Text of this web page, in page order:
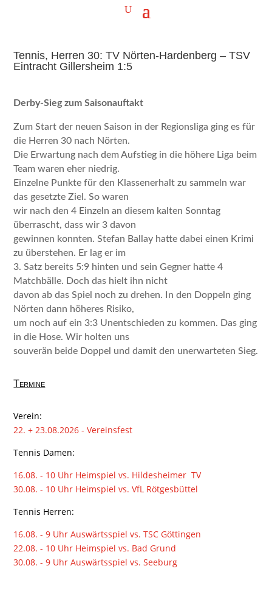
Tennis, Herren 30: TV Nörten-Hardenberg – TSV
Eintracht Gillersheim 1:5
Derby-Sieg zum Saisonauftakt
Zum Start der neuen Saison in der Regionsliga ging es für
die Herren 30 nach Nörten.
Die Erwartung nach dem Aufstieg in die höhere Liga beim
Team waren eher niedrig.
Einzelne Punkte für den Klassenerhalt zu sammeln war
das gesetzte Ziel. So waren
wir nach den 4 Einzeln an diesem kalten Sonntag
überrascht, dass wir 3 davon
gewinnen konnten. Stefan Ballay hatte dabei einen Krimi
zu überstehen. Er lag er im
3. Satz bereits 5:9 hinten und sein Gegner hatte 4
Matchbälle. Doch das hielt ihn nicht
davon ab das Spiel noch zu drehen. In den Doppeln ging
Nörten dann höheres Risiko,
um noch auf ein 3:3 Unentschieden zu kommen. Das ging
in die Hose. Wir holten uns
souverän beide Doppel und damit den unerwarteten Sieg.
Termine
Verein:
22. + 23.08.2026 - Vereinsfest
Tennis Damen:
16.08. - 10 Uhr Heimspiel vs. Hildesheimer TV
30.08. - 10 Uhr Heimspiel vs. VfL Rötgesbüttel
Tennis Herren:
16.08. - 9 Uhr Auswärtsspiel vs. TSC Göttingen
22.08. - 10 Uhr Heimspiel vs. Bad Grund
30.08. - 9 Uhr Auswärtsspiel vs. Seeburg